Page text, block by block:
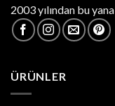
2003 yılından bu
ÜRÜNLER